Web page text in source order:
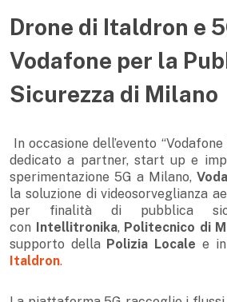
Drone di Italdron e
Vodafone per la
Sicurezza di Milano
In occasione dell’evento
dedicato a partner, start up e
sperimentazione 5G a Milano,
la soluzione di videosorveglianza
per finalità di pubblica
con Intellitronika, Politecnico di
supporto della Polizia Locale e
Italdron.